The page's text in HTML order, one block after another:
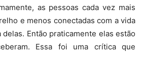
as pessoas cada vez mais
e menos conectadas com a vida
Então praticamente elas estão
Essa foi uma crítica que